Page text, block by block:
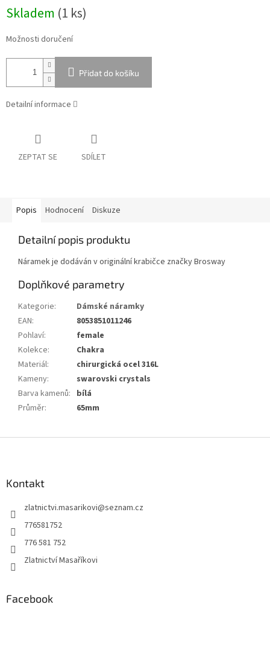
cena:
Skladem (1 ks)
Možnosti doručení
Přidat do košíku
Detailní informace
ZEPTAT SE SDÍLET
Popis Hodnocení Diskuze
Detailní popis produktu
Náramek je dodáván v originální krabičce značky Brosway
Doplňkové parametry
Kategorie:
Dámské náramky
EAN:
8053851011246
Pohlaví:
female
Kolekce:
Chakra
Materiál:
chirurgická ocel 316L
Kameny:
swarovski crystals
Barva kamenů: bílá
Průměr: 65mm
Kontakt
zlatnictvi.masarikovi@seznam.cz
776581752
776 581 752
Zlatnictví Masaříkovi
Facebook